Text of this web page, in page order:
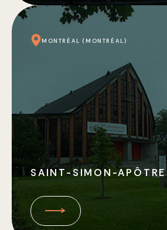
MONTRÉAL (MONTRÉAL)
SAINT-SIMON-APÔTRE